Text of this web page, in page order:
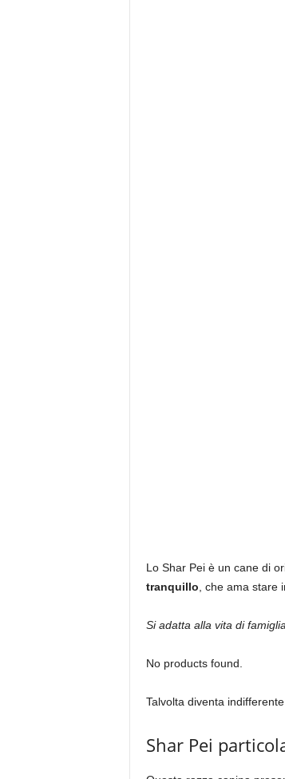
Lo Shar Pei è un cane di
tranquillo , che ama stare
Si adatta alla vita di
No products found.
Talvolta diventa
Shar Pei